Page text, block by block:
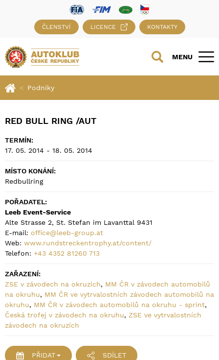
ČLENSTVÍ LICENCE KONTAKTY
MENU
Podniky
RED BULL RING /AUT
TERMÍN:
17. 05. 2014 - 18. 05. 2014
MÍSTO KONÁNÍ:
Redbullring
POŘADATEL:
Leeb Event-Service
Alte Strasse 2, St. Stefan im Lavanttal 9431
E-mail: office@leeb-group.at
Web: www.rundstreckentrophy.at/content/
Telefon: +43 4352 81260 713
ZAŘAZENÍ:
ZSE v závodech na okruzích, MM ČR v závodech automobilů
na okruhu, MM ČR ve vytrvalostních závodech automobilů na
okruhu, MM ČR v závodech automobilů na okruhu - sprint,
Česká trofej v závodech na okruhu, ZSE ve vytrvalostních
závodech na okruzích
PŘIDAT SDÍLET